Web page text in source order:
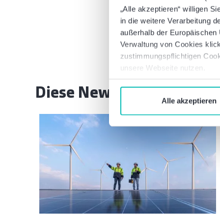
„Alle akzeptieren“ willigen
in die weitere Verarbeitung
außerhalb der
Verwaltung von Cookies
zustimmungspflichtigen
unsere Webseite nutzen.
Alle akzeptieren
Diese Newsbeiträge